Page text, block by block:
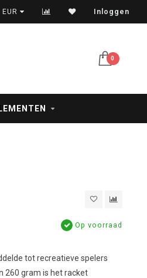
creditcard en PayPal
EUR Inloggen
0
Op voorraad
tot recreatieve spelers
260 gram is het racket